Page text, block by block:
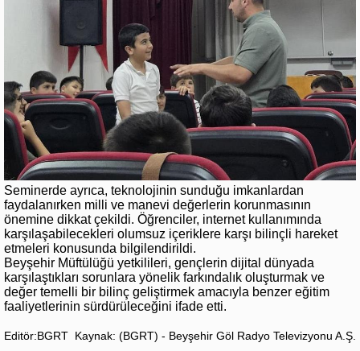
Seminerde ayrıca, teknolojinin sunduğu imkanlardan
faydalanırken milli ve manevi değerlerin korunmasının
önemine dikkat çekildi. Öğrenciler, internet kullanımında
karşılaşabilecekleri olumsuz içeriklere karşı bilinçli hareket
etmeleri konusunda bilgilendirildi.
Beyşehir Müftülüğü yetkilileri, gençlerin dijital dünyada
karşılaştıkları sorunlara yönelik farkındalık oluşturmak ve
değer temelli bir bilinç geliştirmek amacıyla benzer eğitim
faaliyetlerinin sürdürüleceğini ifade etti.
Editör:BGRT Kaynak: (BGRT) - Beyşehir Göl Radyo Televizyonu A.Ş.